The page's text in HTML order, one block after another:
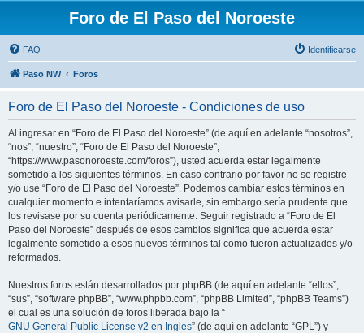
Foro de El Paso del Noroeste
FAQ Identificarse
Paso NW Foros
Foro de El Paso del Noroeste - Condiciones de uso
Al ingresar en “Foro de El Paso del Noroeste” (de aquí en adelante “nosotros”,
“nos”, “nuestro”, “Foro de El Paso del Noroeste”,
“https://www.pasonoroeste.com/foros”), usted acuerda estar legalmente
sometido a los siguientes términos. En caso contrario por favor no se registre
y/o use “Foro de El Paso del Noroeste”. Podemos cambiar estos términos en
cualquier momento e intentaríamos avisarle, sin embargo sería prudente que
los revisase por su cuenta periódicamente. Seguir registrado a “Foro de El
Paso del Noroeste” después de esos cambios significa que acuerda estar
legalmente sometido a esos nuevos términos tal como fueron actualizados y/o
reformados.
Nuestros foros están desarrollados por phpBB (de aquí en adelante “ellos”,
“sus”, “software phpBB”, “www.phpbb.com”, “phpBB Limited”, “phpBB Teams”)
el cual es una solución de foros liberada bajo la “
GNU General Public License v2 en Ingles” (de aquí en adelante “GPL”) y